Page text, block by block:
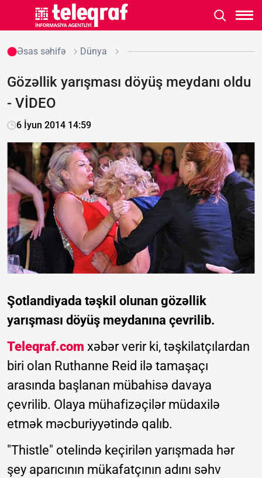
Əsas səhifə Dünya
Gözəllik yarışması döyüş meydanı oldu
- VİDEO
6 İyun 2014 14:59
Şotlandiyada təşkil olunan gözəllik
yarışması döyüş meydanına çevrilib.
Teleqraf.com xəbər verir ki, təşkilatçılardan
biri olan Ruthanne Reid ilə tamaşaçı
arasında başlanan mübahisə davaya
çevrilib. Olaya mühafizəçilər müdaxilə
etmək məcburiyyətində qalıb.
"Thistle" otelində keçirilən yarışmada hər
şey aparıcının mükafatçının adını səhv